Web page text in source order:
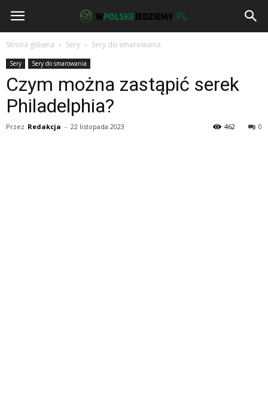
wPolskeJedziemy.pl
Strona główna Sery Sery do smarowania
Sery Sery do smarowania
Czym można zastąpić serek
Philadelphia?
Przez Redakcja - 22 listopada 2023 0
462